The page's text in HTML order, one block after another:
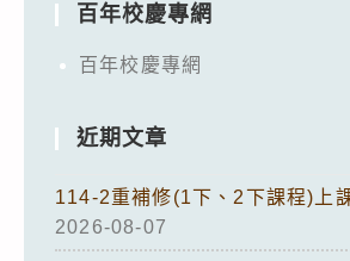
百年校慶專網
百年校慶專網
近期文章
114-2重補修(1下、2下課程)上
2026-08-07